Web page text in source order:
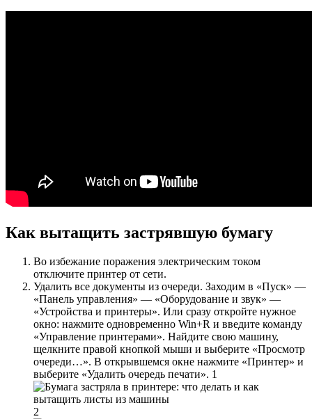
Как вытащить застрявшую бумагу
Во избежание поражения электрическим током
отключите принтер от сети.
Удалить все документы из очереди. Заходим в «Пуск» —
«Панель управления» — «Оборудование и звук» —
«Устройства и принтеры». Или сразу откройте нужное
окно: нажмите одновременно Win+R и введите команду
«Управление принтерами». Найдите свою машину,
щелкните правой кнопкой мыши и выберите «Просмотр
очереди…». В открывшемся окне нажмите «Принтер» и
выберите «Удалить очередь печати». 1
2